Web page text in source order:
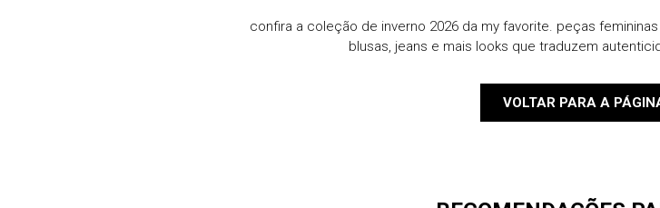
confira a coleção de inverno 2026 da my favorite. peças
blusas, jeans e mais looks que traduzem
VOLTAR PARA A